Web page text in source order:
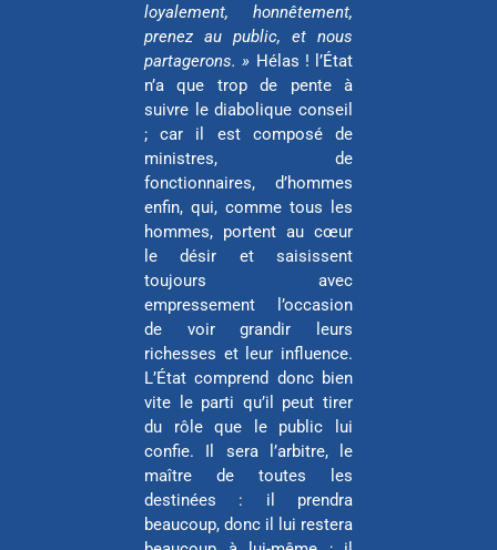
loyalement, honnêtement,
prenez au public, et nous
partagerons. » Hélas ! l’État
n’a que trop de pente à
suivre le diabolique conseil
; car il est composé de
ministres, de
fonctionnaires, d’hommes
enfin, qui, comme tous les
hommes, portent au cœur
le désir et saisissent
toujours avec
empressement l’occasion
de voir grandir leurs
richesses et leur influence.
L’État comprend donc bien
vite le parti qu’il peut tirer
du rôle que le public lui
confie. Il sera l’arbitre, le
maître de toutes les
destinées : il prendra
beaucoup, donc il lui restera